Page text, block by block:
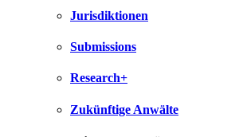
Jurisdiktionen
Submissions
Research+
Zukünftige Anwälte